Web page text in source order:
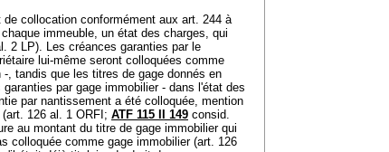
collocation conformément aux art. 244 à
immeuble, un état des charges, qui
2 LP). Les créances garanties par le
lui-même seront colloquées comme
, tandis que les titres de gage donnés en
par gage immobilier - dans l'état des
par nantissement a été colloquée, mention
(art. 126 al. 1 ORFI ; ATF 115 II 149 consid.
au montant du titre de gage immobilier qui
colloquée comme gage immobilier (art. 126